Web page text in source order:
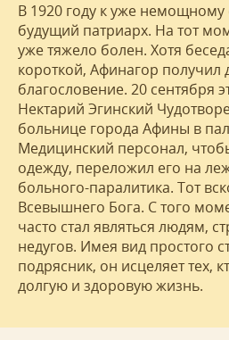
В 1920 году к уже немощному
будущий патриарх. На тот
уже тяжело болен. Хотя
короткой, Афинагор получил
благословение. 20 сентября
Нектарий Эгинский
больнице города Афины в
Медицинский персонал,
одежду, переложил его на
больного-паралитика. Тот
Всевышнего Бога. С того
часто стал являться людям,
недугов. Имея вид простого
подрясник, он исцеляет тех,
долгую и здоровую жизнь.